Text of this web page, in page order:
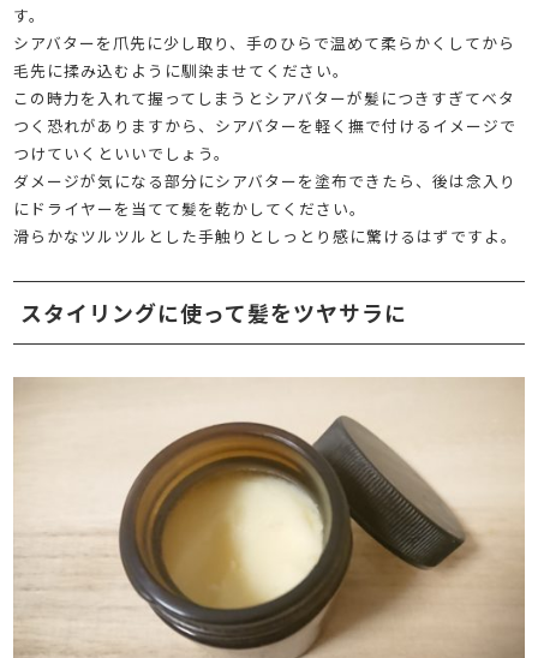
す。
シアバターを爪先に少し取り、手のひらで温めて柔らかくしてから
毛先に揉み込むように馴染ませてください。
この時力を入れて握ってしまうとシアバターが髪につきすぎてベタ
つく恐れがありますから、シアバターを軽く撫で付けるイメージで
つけていくといいでしょう。
ダメージが気になる部分にシアバターを塗布できたら、後は念入り
にドライヤーを当てて髪を乾かしてください。
滑らかなツルツルとした手触りとしっとり感に驚けるはずですよ。
スタイリングに使って髪をツヤサラに